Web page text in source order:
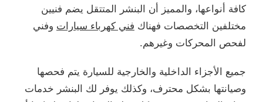
كافة أنواعها، والمميز أن البنشر المتتقل يضم فنيين
مختلفين التخصصات فهناك فني كهرباء سيارات وفني
لفحص المحركات وغيرهم.
جميع الأجزاء الداخلية والخارجية للسيارة يتم فحصها
وصيانتها بشكل محترف، وكذلك يوفر لك البنشر خدمات